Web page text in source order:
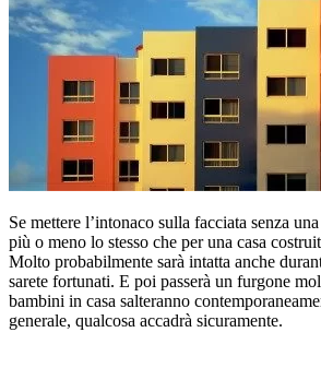
Se mettere l’intonaco sulla facciata senza
più o meno lo stesso che per una casa
Molto probabilmente sarà intatta anche
sarete fortunati. E poi passerà un furgone
bambini in casa salteranno
generale, qualcosa accadrà sicuramente.